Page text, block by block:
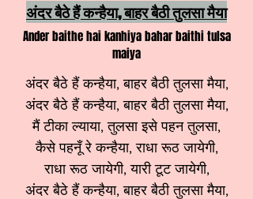
अंदर बैठे हैं कन्हैया, बाहर बैठी तुलसा मैया
Ander baithe hai kanhiya bahar baithi tulsa
maiya
अंदर बैठे हैं कन्हैया, बाहर बैठी तुलसा मैया,
अंदर बैठे हैं कन्हैया, बाहर बैठी तुलसा मैया,
मैं टीका ल्याया, तुलसा इसे पहन तुलसा,
कैसे पहनूँ रे कन्हैया, राधा रूठ जायेगी,
राधा रूठ जायेगी, यारी टूट जायेगी,
अंदर बैठे हैं कन्हैया, बाहर बैठी तुलसा मैया,